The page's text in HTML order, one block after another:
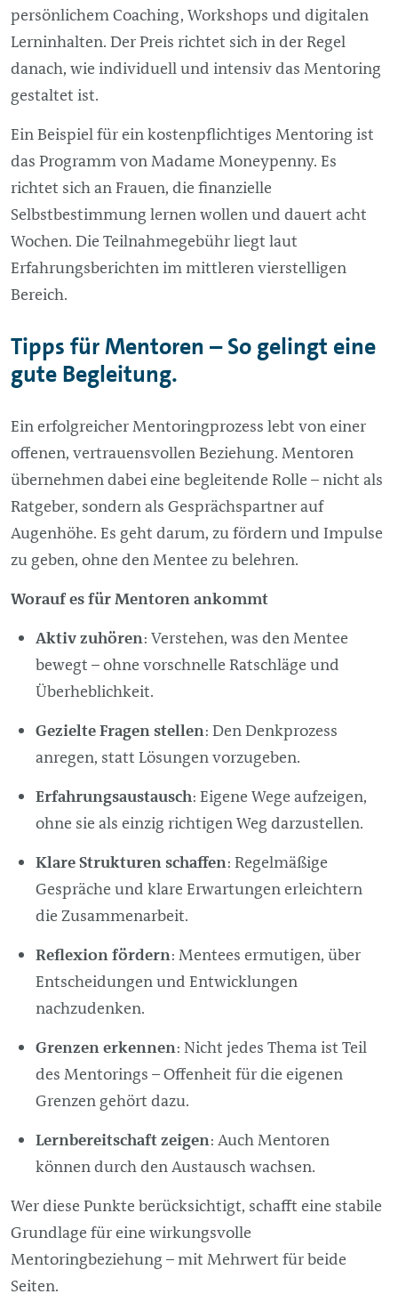
persönlichem Coaching, Workshops und digitalen
Lerninhalten. Der Preis richtet sich in der Regel
danach, wie individuell und intensiv das Mentoring
gestaltet ist.
Ein Beispiel für ein kostenpflichtiges Mentoring ist
das Programm von Madame Moneypenny. Es
richtet sich an Frauen, die finanzielle
Selbstbestimmung lernen wollen und dauert acht
Wochen. Die Teilnahmegebühr liegt laut
Erfahrungsberichten im mittleren vierstelligen
Bereich.
Tipps für Mentoren – So gelingt eine
gute Begleitung.
Ein erfolgreicher Mentoringprozess lebt von einer
offenen, vertrauensvollen Beziehung. Mentoren
übernehmen dabei eine begleitende Rolle – nicht als
Ratgeber, sondern als Gesprächspartner auf
Augenhöhe. Es geht darum, zu fördern und Impulse
zu geben, ohne den Mentee zu belehren.
Worauf es für Mentoren ankommt
Aktiv zuhören: Verstehen, was den Mentee
bewegt – ohne vorschnelle Ratschläge und
Überheblichkeit.
Gezielte Fragen stellen: Den Denkprozess
anregen, statt Lösungen vorzugeben.
Erfahrungsaustausch: Eigene Wege aufzeigen,
ohne sie als einzig richtigen Weg darzustellen.
Klare Strukturen schaffen: Regelmäßige
Gespräche und klare Erwartungen erleichtern
die Zusammenarbeit.
Reflexion fördern: Mentees ermutigen, über
Entscheidungen und Entwicklungen
nachzudenken.
Grenzen erkennen: Nicht jedes Thema ist Teil
des Mentorings – Offenheit für die eigenen
Grenzen gehört dazu.
Lernbereitschaft zeigen: Auch Mentoren
können durch den Austausch wachsen.
Wer diese Punkte berücksichtigt, schafft eine stabile
Grundlage für eine wirkungsvolle
Mentoringbeziehung – mit Mehrwert für beide
Seiten.